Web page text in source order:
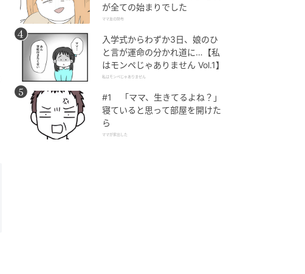
が全ての始まりでした
ママ友の財布
入学式からわずか3日、娘のひ
と言が運命の分かれ道に…【私
はモンペじゃありません Vol.1】
私はモンペじゃありません
#1 「ママ、生きてるよね？」
寝ていると思って部屋を開けた
ら
ママが家出した